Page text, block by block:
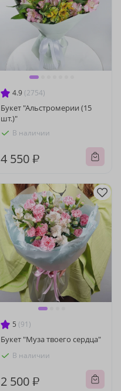
4.9 (2754)
Букет "Альстромерии (15
шт.)"
В наличии
4 550 ₽
5 (91)
Букет "Муза твоего сердца"
В наличии
2 500 ₽